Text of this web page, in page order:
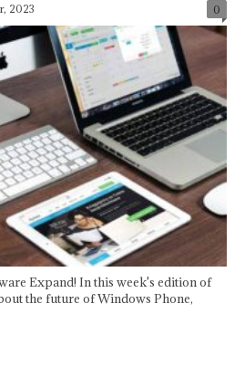
2023 0
Expand! In this week's edition of
the future of Windows Phone,